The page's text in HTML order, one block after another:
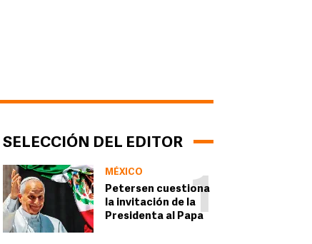
SELECCIÓN DEL EDITOR
1
MÉXICO
Petersen cuestiona
la invitación de la
Presidenta al Papa